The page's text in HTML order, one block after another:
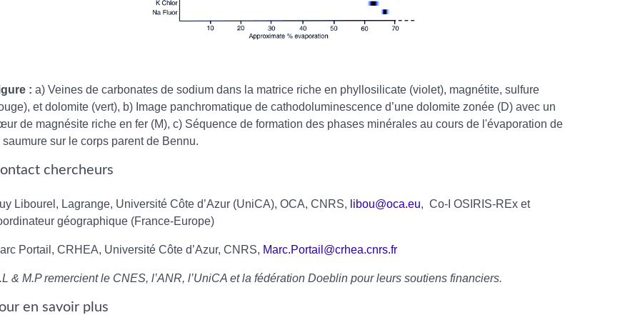
: a) Veines de carbonates de sodium dans la matrice riche en phyllosilicate (violet), magnétite, sulfure
et dolomite (vert), b) Image panchromatique de cathodoluminescence d’une dolomite zonée (D) avec un
de magnésite riche en fer (M), c) Séquence de formation des phases minérales au cours de l'évaporation de
saumure sur le corps parent de Bennu.
chercheurs
Libourel, Lagrange, Université Côte d’Azur (UniCA), OCA, CNRS, libou@oca.eu, Co-I OSIRIS-REx et
géographique (France-Europe)
Portail, CRHEA, Université Côte d’Azur, CNRS, Marc.Portail@crhea.cnrs.fr
& M.P remercient le CNES, l’ANR, l’UniCA et la fédération Doeblin pour leurs soutiens financiers.
en savoir plus